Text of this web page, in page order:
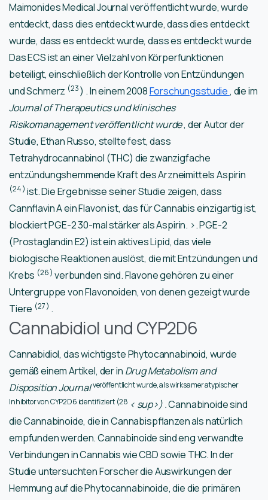
Maimonides Medical Journal veröffentlicht wurde, wurde
entdeckt, dass dies entdeckt wurde, dass dies entdeckt
wurde, dass es entdeckt wurde, dass es entdeckt wurde
Das ECS ist an einer Vielzahl von Körperfunktionen
beteiligt, einschließlich der Kontrolle von Entzündungen
und Schmerz (23) . In einem 2008Forschungsstudie, die im
Journal of Therapeutics und klinisches
Risikomanagement veröffentlicht wurde, der Autor der
Studie, Ethan Russo, stellte fest, dass
Tetrahydrocannabinol (THC) die zwanzigfache
entzündungshemmende Kraft des Arzneimittels Aspirin
(24)ist. Die Ergebnisse seiner Studie zeigen, dass
Cannflavin A ein Flavon ist, das für Cannabis einzigartig ist,
blockiert PGE-2 30-mal stärker als Aspirin. >. PGE-2
(Prostaglandin E2) ist ein aktives Lipid, das viele
biologische Reaktionen auslöst, die mit Entzündungen und
Krebs (26)verbunden sind. Flavone gehören zu einer
Untergruppe von Flavonoiden, von denen gezeigt wurde
Tiere (27) .
Cannabidiol und CYP2D6
Cannabidiol, das wichtigste Phytocannabinoid, wurde
gemäß einem Artikel, der in Drug Metabolism and
Disposition Journalveröffentlicht wurde, als wirksamer atypischer
Inhibitor von CYP2D6 identifiziert (28 < sup>).Cannabinoide sind
die Cannabinoide, die in Cannabispflanzen als natürlich
empfunden werden. Cannabinoide sind eng verwandte
Verbindungen in Cannabis wie CBD sowie THC. In der
Studie untersuchten Forscher die Auswirkungen der
Hemmung auf die Phytocannabinoide, die die primären